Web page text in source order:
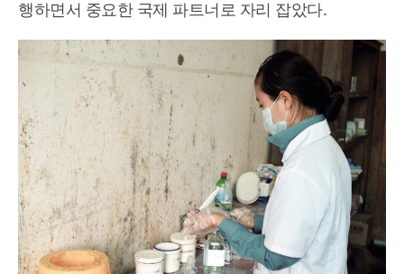
행하면서 중요한 국제 파트너로 자리 잡았다.